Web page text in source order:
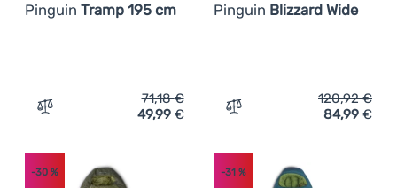
Pinguin Tramp 195 cm
Zum Vergleich 'Schlafsack Pinguin Tramp 195 cm'
71,18€
49,99 €
Pinguin Blizzard Wide
Zum Vergleich
120,92€
84,99 €
-30 % -31 %